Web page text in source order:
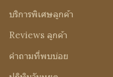
บริการพิเศษลูกค้า
Reviews ลูกค้า
คำถามที่พบบ่อย